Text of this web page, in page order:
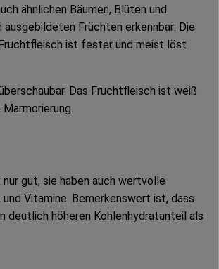
ähnlichen Bäumen, Blüten und
Früchten erkennbar: Die
ist fester und meist löst
Das Fruchtfleisch ist weiß
gut, sie haben auch wertvolle
Vitamine. Bemerkenswert ist, dass
deutlich höheren Kohlenhydratanteil als